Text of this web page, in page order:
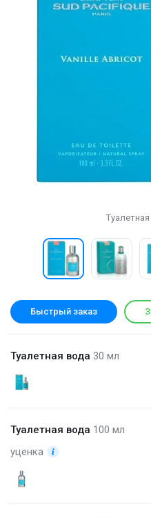
Быстрый заказ
Туалетная вода 30 мл
Туалетная вода 100 мл
уценка